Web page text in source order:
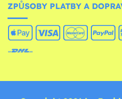
ZPŮSOBY PLATBY A